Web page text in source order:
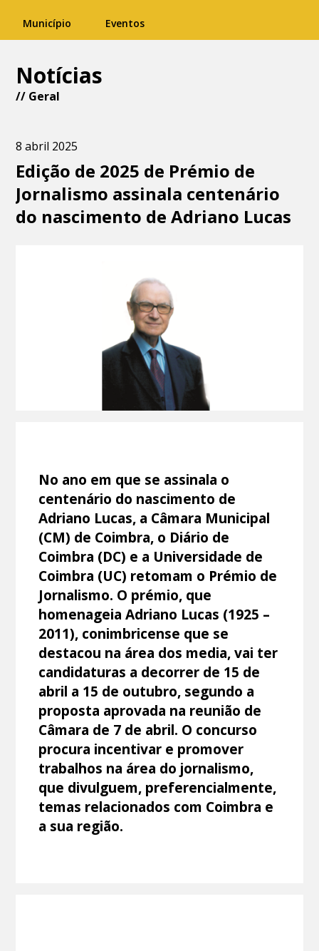
Município Eventos
Notícias
// Geral
8 abril 2025
Edição de 2025 de Prémio de
Jornalismo assinala centenário
do nascimento de Adriano Lucas
No ano em que se assinala o
centenário do nascimento de
Adriano Lucas, a Câmara Municipal
(CM) de Coimbra, o Diário de
Coimbra (DC) e a Universidade de
Coimbra (UC) retomam o Prémio de
Jornalismo. O prémio, que
homenageia Adriano Lucas (1925 –
2011), conimbricense que se
destacou na área dos media, vai ter
candidaturas a decorrer de 15 de
abril a 15 de outubro, segundo a
proposta aprovada na reunião de
Câmara de 7 de abril. O concurso
procura incentivar e promover
trabalhos na área do jornalismo,
que divulguem, preferencialmente,
temas relacionados com Coimbra e
a sua região.